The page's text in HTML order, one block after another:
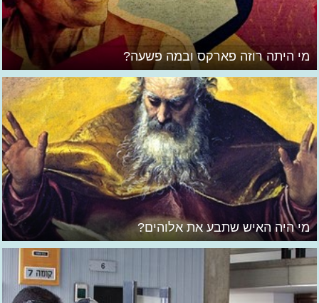
מי היתה רוזה פארקס ובמה פשעה?
מי היה האיש שתבע את אלוהים?